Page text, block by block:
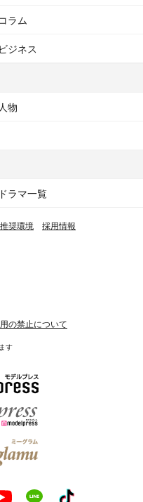
コラム
ビジネス
人物
ドラマ一覧
推奨環境 採用情報
の禁止について
す